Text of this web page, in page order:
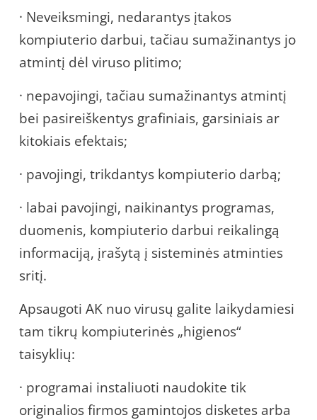
· Neveiksmingi, nedarantys įtakos
kompiuterio darbui, tačiau sumažinantys jo
atmintį dėl viruso plitimo;
· nepavojingi, tačiau sumažinantys atmintį
bei pasireiškentys grafiniais, garsiniais ar
kitokiais efektais;
· pavojingi, trikdantys kompiuterio darbą;
· labai pavojingi, naikinantys programas,
duomenis, kompiuterio darbui reikalingą
informaciją, įrašytą į sisteminės atminties
sritį.
Apsaugoti AK nuo virusų galite laikydamiesi
tam tikrų kompiuterinės „higienos“
taisyklių:
· programai instaliuoti naudokite tik
originalios firmos gamintojos disketes arba